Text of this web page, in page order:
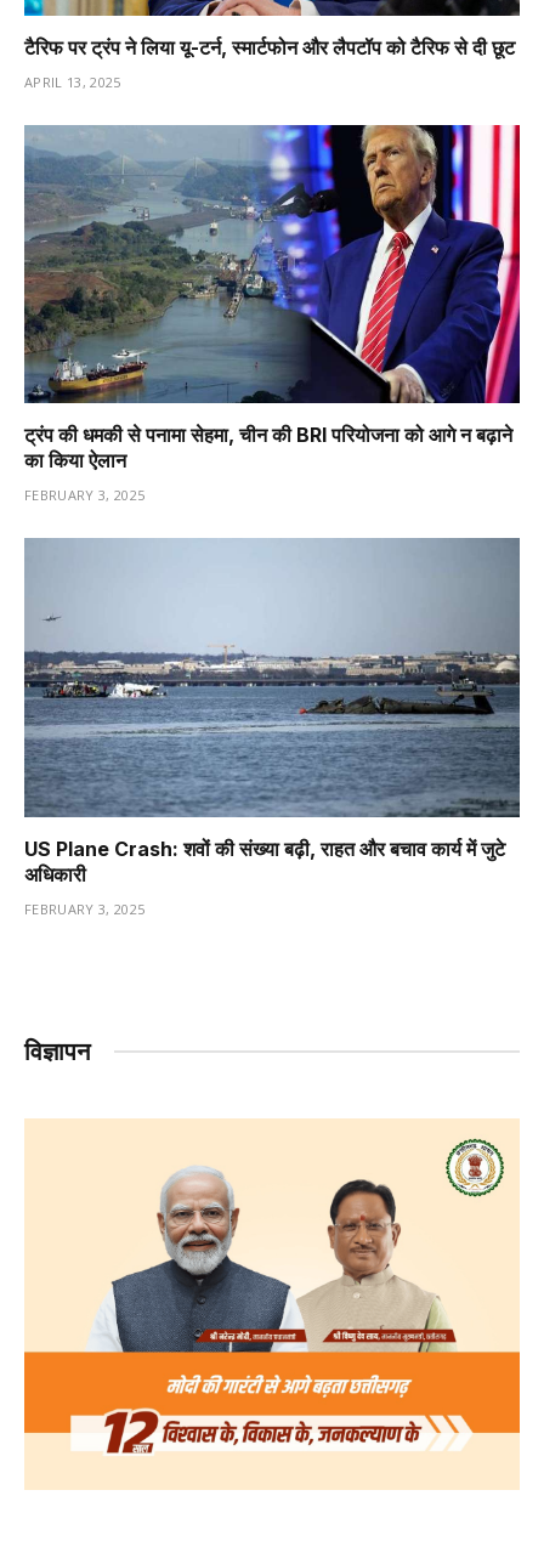
टैरिफ पर ट्रंप ने लिया यू-टर्न, स्मार्टफोन और लैपटॉप को टैरिफ से दी छूट
APRIL 13, 2025
ट्रंप की धमकी से पनामा सेहमा, चीन की BRI परियोजना को आगे न बढ़ाने
का किया ऐलान
FEBRUARY 3, 2025
US Plane Crash: शवों की संख्या बढ़ी, राहत और बचाव कार्य में जुटे
अधिकारी
FEBRUARY 3, 2025
विज्ञापन